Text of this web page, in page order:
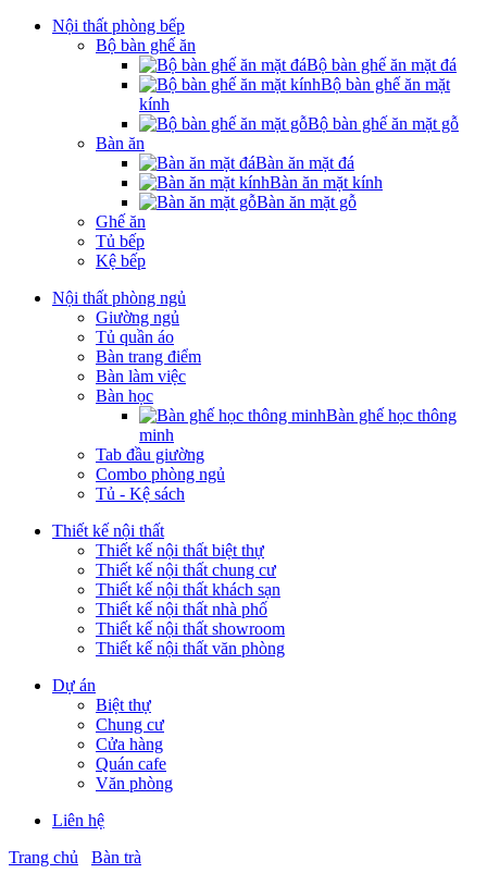
Nội thất phòng bếp
Bộ bàn ghế ăn
Bộ bàn ghế ăn mặt đá
Bộ bàn ghế ăn mặt
kính
Bộ bàn ghế ăn mặt gỗ
Bàn ăn
Bàn ăn mặt đá
Bàn ăn mặt kính
Bàn ăn mặt gỗ
Ghế ăn
Tủ bếp
Kệ bếp
Nội thất phòng ngủ
Giường ngủ
Tủ quần áo
Bàn trang điểm
Bàn làm việc
Bàn học
Bàn ghế học thông
minh
Tab đầu giường
Combo phòng ngủ
Tủ - Kệ sách
Thiết kế nội thất
Thiết kế nội thất biệt thự
Thiết kế nội thất chung cư
Thiết kế nội thất khách sạn
Thiết kế nội thất nhà phố
Thiết kế nội thất showroom
Thiết kế nội thất văn phòng
Dự án
Biệt thự
Chung cư
Cửa hàng
Quán cafe
Văn phòng
Liên hệ
Trang chủ
Bàn trà